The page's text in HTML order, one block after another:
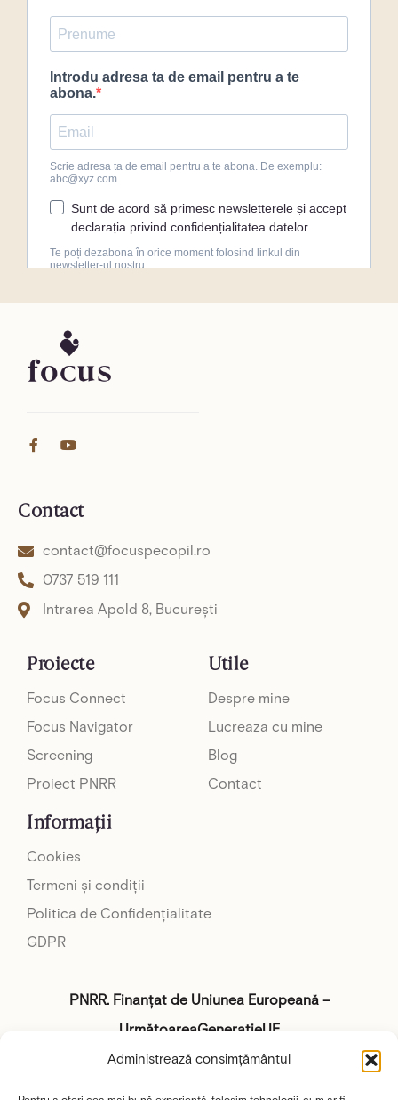
Administrează consimțământul
F
a
o
-
Y
o
b
Contact
contact@focuspecopil.ro
0737 519 111
Intrarea Apold 8, București
Proiecte
Focus Connect
Focus Navigator
Screening
Proiect PNRR
Utile
Despre mine
Lucreaza cu mine
Blog
Contact
Informații
Cookies
Termeni și condiții
Politica de Confidențialitate
GDPR
PNRR. Finanțat de Uniunea Europeană –
UrmătoareaGenerațieUE